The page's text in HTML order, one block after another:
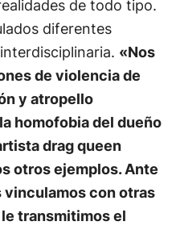
de todo tipo.
diferentes
«Nos
de violencia de
y atropello
homofobia del dueño
drag queen
otros ejemplos. Ante
con otras
transmitimos el